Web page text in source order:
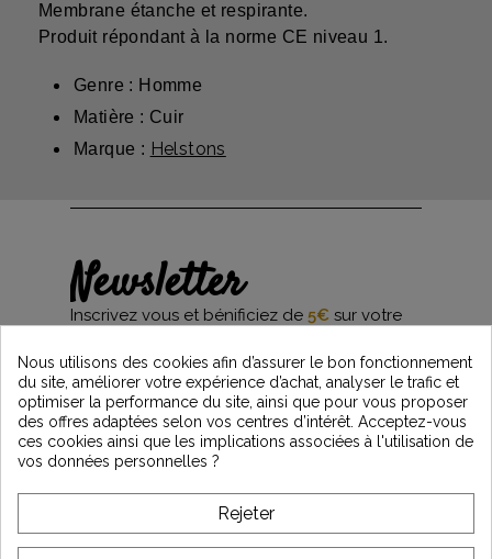
Membrane étanche et respirante.
Produit répondant à la norme CE niveau 1.
Genre : Homme
Matière : Cuir
Marque : Helstons
Newsletter
Inscrivez vous et bénificiez de 5€ sur votre
et restez informés des dernières nouveautés
Vintage Motors
*Dès 99€ d'achat. En vous abonnant à notre newsletter, vous reconnaissez avoir pris
l'acceptez.
A PROPOS DE VINTAGE
Nous utilisons des cookies afin d’assurer le bon fonctionnement
du site, améliorer votre expérience d’achat, analyser le trafic et
optimiser la performance du site, ainsi que pour vous proposer
des offres adaptées selon vos centres d’intérêt. Acceptez-vous
ces cookies ainsi que les implications associées à l'utilisation de
vos données personnelles ?
Rejeter